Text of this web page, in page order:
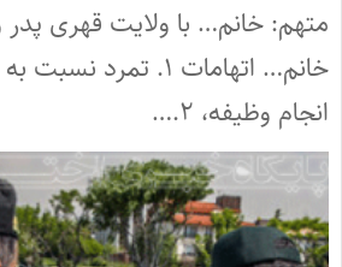
متهم: خانم… با ولایت قهری
خانم… اتهامات ۱. تمرد
انجام وظیفه، ۲.…